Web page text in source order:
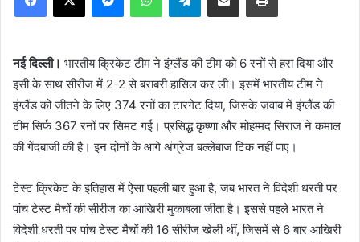
नई दिल्ली। भारतीय क्रिकेट टीम ने इंग्लैंड की टीम को 6 रनों से हरा दिया और
इसी के साथ सीरीज में 2-2 से बराबरी हासिल कर ली। इसमें भारतीय टीम ने
इंग्लैंड को जीतने के लिए 374 रनों का टारगेट दिया, जिसके जवाब में इंग्लैंड की
टीम सिर्फ 367 रनों पर सिमट गई। प्रसिद्ध कृष्णा और मोहम्मद सिराज ने कमाल
की गेंदबाजी की है। इन दोनों के आगे अंग्रेज बल्लेबाज टिक नहीं पाए।
टेस्ट क्रिकेट के इतिहास में ऐसा पहली बार हुआ है, जब भारत ने विदेशी धरती पर
पांच टेस्ट मैचों की सीरीज का आखिरी मुकाबला जीता है। इससे पहले भारत ने
विदेशी धरती पर पांच टेस्ट मैचों की 16 सीरीज खेली थीं, जिसमें से 6 बार आखिरी